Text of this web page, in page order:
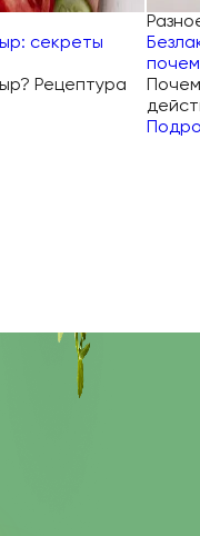
секреты
Рецептура